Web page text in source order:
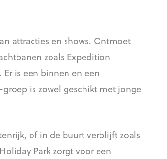
attracties en shows. Ontmoet
zoals Expedition
is een binnen en een
is zowel geschikt met jonge
of in de buurt verblijft zoals
Park zorgt voor een